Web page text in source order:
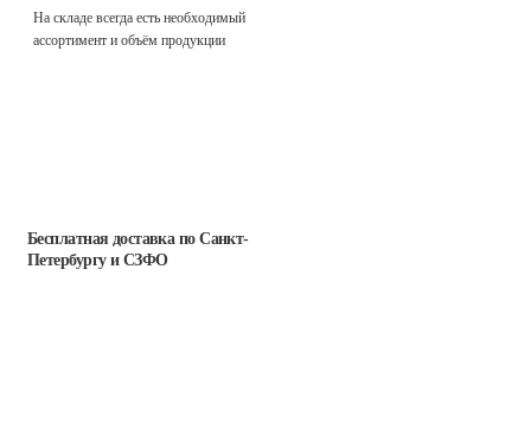
На складе всегда есть необходимый
ассортимент и объём продукции
Бесплатная доставкапо Санкт-
Петербургу и СЗФО